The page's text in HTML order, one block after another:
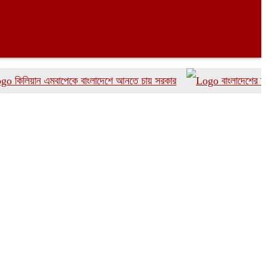
এমবাপেকে বাংলাদেশে আনতে চায় সরকার বাংলাদেশের দ্রুত ৬